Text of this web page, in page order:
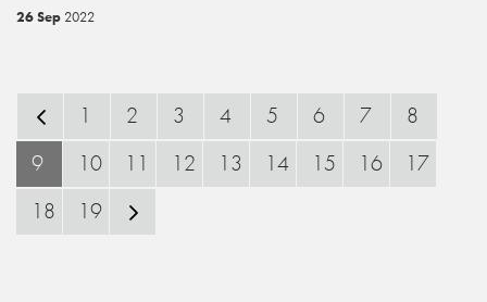
26 Sep 2022
1 2 3 4 5 6 7
8
9
10 11 12 13 14 15 16
17
18
19